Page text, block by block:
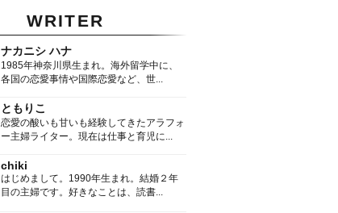
WRITER
ナカニシ ハナ
1985年神奈川県生まれ。海外留学中に、
各国の恋愛事情や国際恋愛など、世...
ともりこ
恋愛の酸いも甘いも経験してきたアラフォ
ー主婦ライター。現在は仕事と育児に...
chiki
はじめまして。1990年生まれ。結婚２年
目の主婦です。好きなことは、読書...